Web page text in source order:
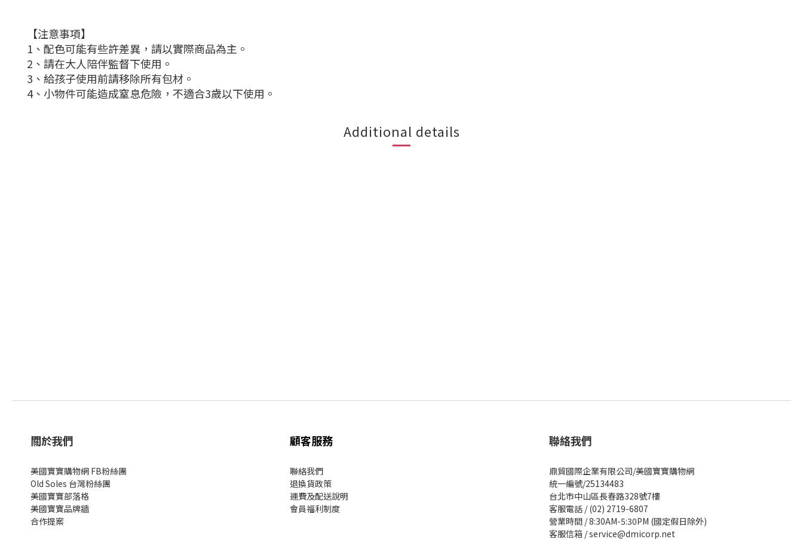
【注意事項】
1、配色可能有些許差異，請以實際商品為主。
2、請在大人陪伴監督下使用。
3、給孩子使用前請移除所有包材。
4、小物件可能造成窒息危險，不適合3歲以下使用。
Additional details
關於我們
美國寶寶購物網 FB粉絲團
Old Soles 台灣粉絲團
美國寶寶部落格
美國寶寶品牌牆
合作提案
顧客服務
聯絡我們
退換貨政策
運費及配送說明
會員福利制度
聯絡我們
鼎貿國際企業有限公司/美國寶寶購物網
統一編號/25134483
台北市中山區長春路328號7樓
客服電話 / (02) 2719-6807
營業時間 / 8:30AM-5:30PM (國定假日除外)
客服信箱 / service@dmicorp.net